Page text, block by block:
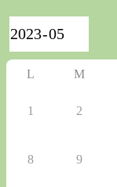
L M
1 2
8 9